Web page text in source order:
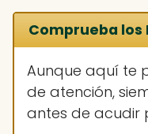
Comprueba los
Aunque aquí te
de atención,
antes de acudir